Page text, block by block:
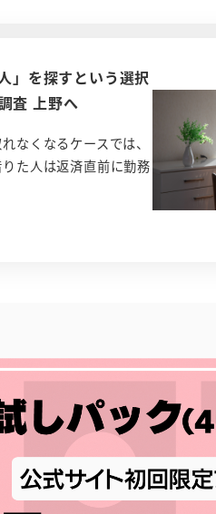
」を探すという選択
査 上野へ
なくなるケースでは、
た人は返済直前に勤務